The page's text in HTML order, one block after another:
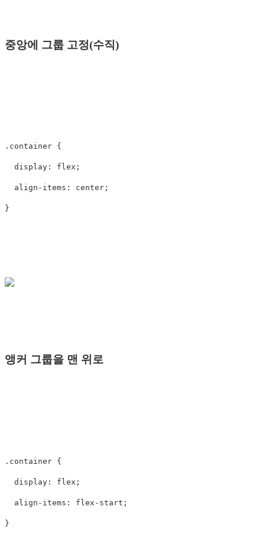
중앙에 그룹 고정(수직)
.container {
display : flex ;
align-items : center ;
}
앵커 그룹을 맨 위로
.container {
display : flex ;
align-items : flex-start ;
}